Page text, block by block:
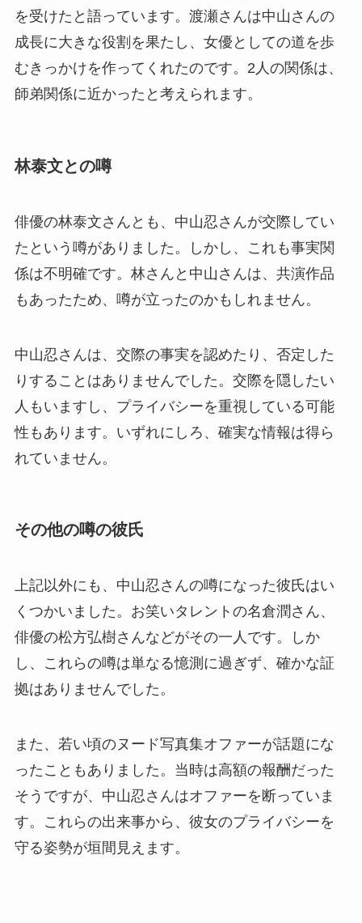
を受けたと語っています。渡瀬さんは中山さんの
成長に大きな役割を果たし、女優としての道を歩
むきっかけを作ってくれたのです。2人の関係は、
師弟関係に近かったと考えられます。
林泰文との噂
俳優の林泰文さんとも、中山忍さんが交際してい
たという噂がありました。しかし、これも事実関
係は不明確です。林さんと中山さんは、共演作品
もあったため、噂が立ったのかもしれません。
中山忍さんは、交際の事実を認めたり、否定した
りすることはありませんでした。交際を隠したい
人もいますし、プライバシーを重視している可能
性もあります。いずれにしろ、確実な情報は得ら
れていません。
その他の噂の彼氏
上記以外にも、中山忍さんの噂になった彼氏はい
くつかいました。お笑いタレントの名倉潤さん、
俳優の松方弘樹さんなどがその一人です。しか
し、これらの噂は単なる憶測に過ぎず、確かな証
拠はありませんでした。
また、若い頃のヌード写真集オファーが話題にな
ったこともありました。当時は高額の報酬だった
そうですが、中山忍さんはオファーを断っていま
す。これらの出来事から、彼女のプライバシーを
守る姿勢が垣間見えます。